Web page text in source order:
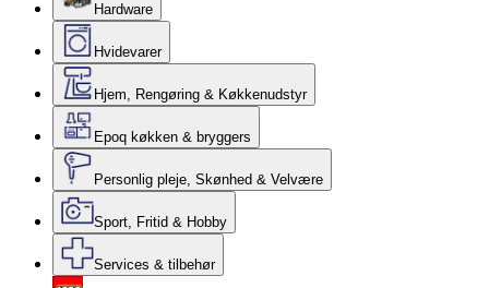
Hardware
Hvidevarer
Hjem, Rengøring & Køkkenudstyr
Epoq køkken & bryggers
Personlig pleje, Skønhed & Velvære
Sport, Fritid & Hobby
Services & tilbehør